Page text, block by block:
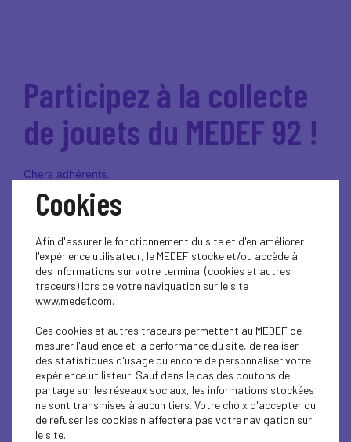
Participez à la collecte
de jouets du MEDEF 92 !
Chers adhérents,
À l'approche des fêtes de fin d'année, nous sommes ravis de
vous annoncer que, pour la première fois, le
MEDEF 92
organise une collecte de jouets pour offrir un Noël
magique aux enfants qui en ont le plus besoin
initiative se fait en partenariat avecl’hôpital Louis Mourier
(service pédiatrie) et l’association Secours Populaire
En raison des précautions sanitaires post-COVID, les jouets
destinés à l’hôpital doivent être neufs et emballés, afin de
garantir leur sécurité et leur adéquation à l’âge et à l’état de
santé des enfants.
Cookies
Afin d'assurer le fonctionnement du site et d'en améliorer
l'expérience utilisateur, le MEDEF stocke et/ou accède à
des informations sur votre terminal (cookies et autres
traceurs) lors de votre naviguation sur le site
www.medef.com.
Ces cookies et autres traceurs permettent au MEDEF de
mesurer l'audience et la performance du site, de réaliser
des statistiques d'usage ou encore de personnaliser votre
expérience utilisteur. Sauf dans le cas des boutons de
partage sur les réseaux sociaux, les informations stockées
ne sont transmises à aucun tiers. Votre choix d'accepter ou
de refuser les cookies n'affectera pas votre navigation sur
le site.